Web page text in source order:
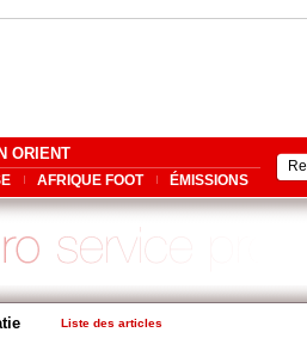
ORIENT
AFRIQUE FOOT ÉMISSIONS
Liste des articles